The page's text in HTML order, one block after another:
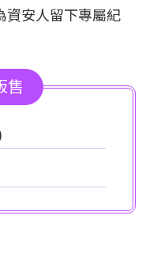
資安人留下專屬紀
售